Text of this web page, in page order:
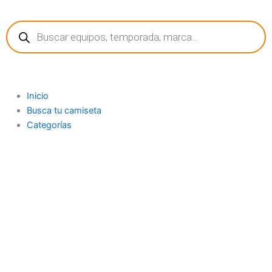
contenido
Búsqueda
de
productos
Inicio
Busca tu camiseta
Categorías